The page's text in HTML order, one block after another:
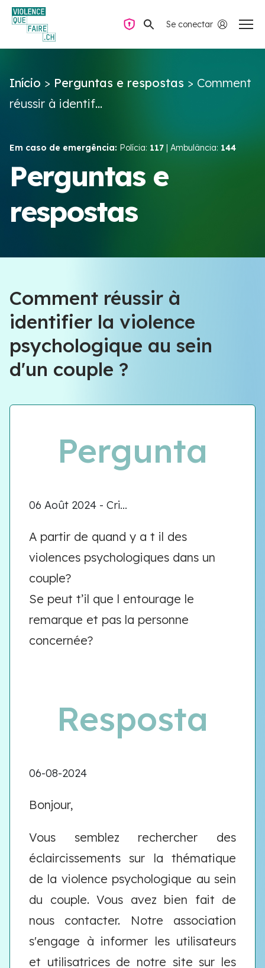
Se conectar
Perguntas e respostas
Violência no casal
Recursos e campanhas
Équipe VIOLENCE QUE FAIRE
Meet our team
Navegação privada
Início > Perguntas e respostas > Comment
réussir à identif...
Em caso de emergência: Polícia: 117 | Ambulância: 144
Perguntas e
respostas
Comment réussir à
identifier la violence
psychologique au sein
d'un couple ?
Pergunta
06 Août 2024 - Cri...
A partir de quand y a t il des
violences psychologiques dans un
couple?
Se peut t’il que l entourage le
remarque et pas la personne
concernée?
Resposta
06-08-2024
Bonjour,
Vous semblez rechercher des
éclaircissements sur la thématique
de la violence psychologique au sein
du couple. Vous avez bien fait de
nous contacter. Notre association
s'engage à informer les utilisateurs
et utilisatrices de notre site sur les